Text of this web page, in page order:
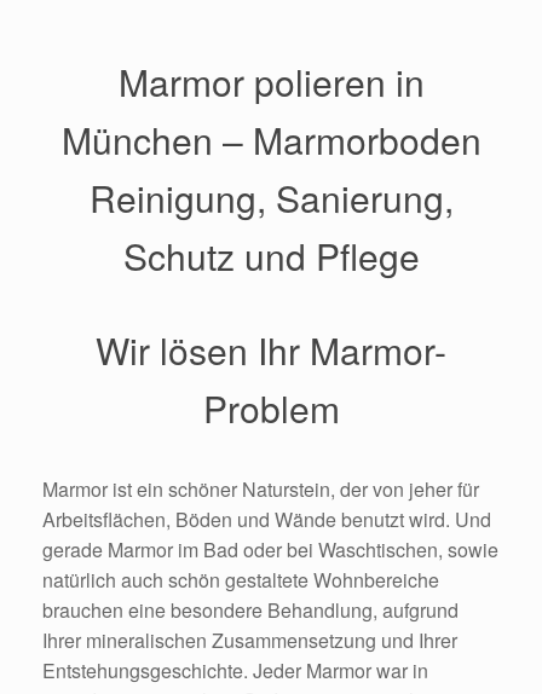
Marmor polieren in
München – Marmorboden
Reinigung, Sanierung,
Schutz und Pflege
Wir lösen Ihr Marmor-
Problem
Marmor ist ein schöner Naturstein, der von jeher für
Arbeitsflächen, Böden und Wände benutzt wird. Und
gerade Marmor im Bad oder bei Waschtischen, sowie
natürlich auch schön gestaltete Wohnbereiche
brauchen eine besondere Behandlung, aufgrund
Ihrer mineralischen Zusammensetzung und Ihrer
Entstehungsgeschichte. Jeder Marmor war in